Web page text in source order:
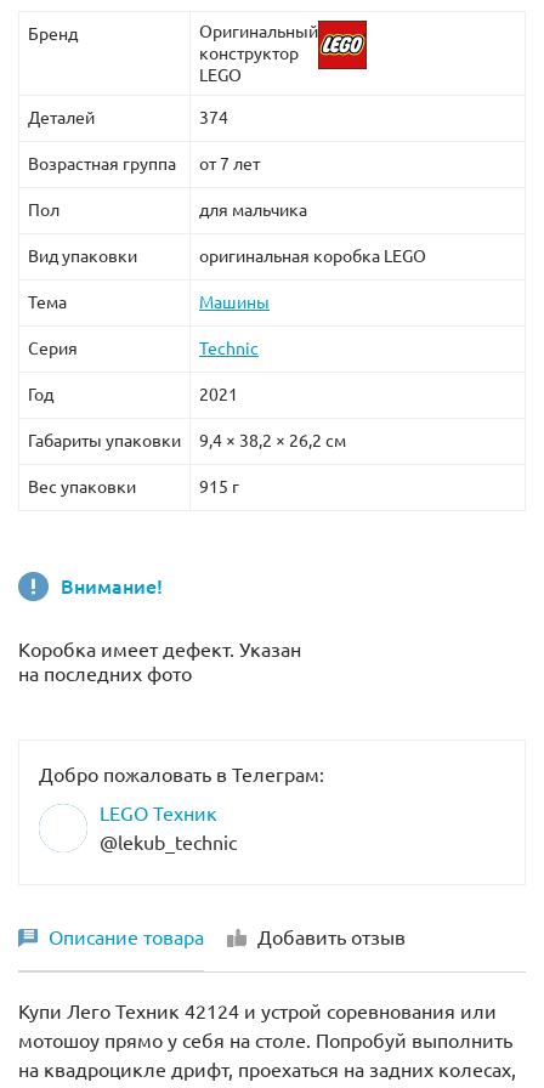
Бренд
Оригинальный
конструктор
LEGO
Деталей 374
Возрастная группа от 7 лет
Пол для мальчика
Вид упаковки оригинальная коробка LEGO
Тема Машины
Серия Technic
Год 2021
Габариты упаковки 9,4 × 38,2 × 26,2 см
Вес упаковки 915 г
Внимание!
Коробка имеет дефект. Указан
на последних фото
Добро пожаловать в Телеграм:
LEGO Техник
@lekub_technic
Описание товара Добавить отзыв
Купи Лего Техник 42124 и устрой соревнования или
мотошоу прямо у себя на столе. Попробуй выполнить
на квадроцикле дрифт, проехаться на задних колесах,